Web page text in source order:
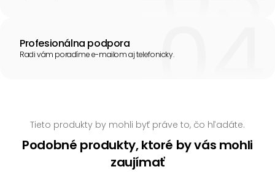
Profesionálna podpora
Radi vám poradíme e-mailom aj telefonicky.
Tieto produkty by mohli byť práve to, čo hľadáte.
Podobné produkty, ktoré by vás mohli
zaujímať